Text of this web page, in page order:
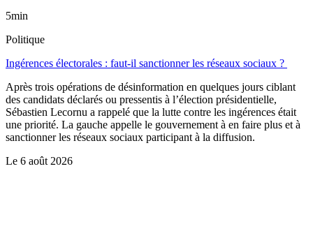
5min
Politique
Ingérences électorales : faut-il sanctionner les réseaux sociaux ?
Après trois opérations de désinformation en quelques jours ciblant
des candidats déclarés ou pressentis à l’élection présidentielle,
Sébastien Lecornu a rappelé que la lutte contre les ingérences était
une priorité. La gauche appelle le gouvernement à en faire plus et à
sanctionner les réseaux sociaux participant à la diffusion.
Le 6 août 2026